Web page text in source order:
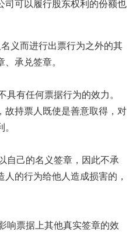
司可以履行股东权利的份额也
义而进行出票行为之外的其
承兑签章。
有任何票据行为的效力。
故持票人既使是善意取得，对
自己的名义签章，因此不承
的行为给他人造成损害的，
响票据上其他真实签章的效